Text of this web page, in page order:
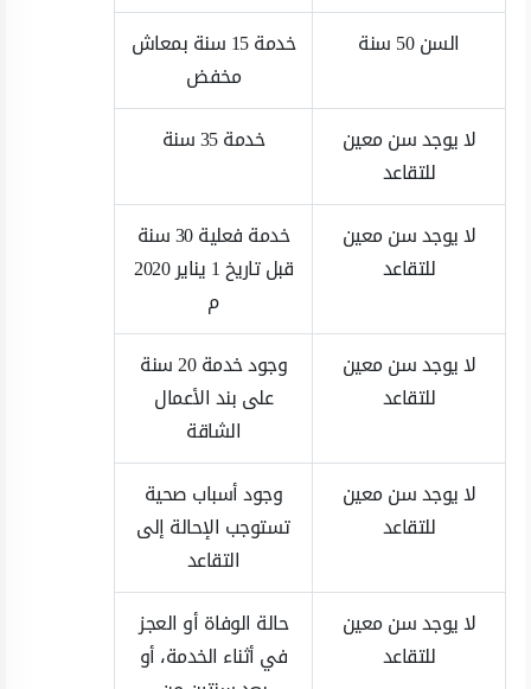
السن 50 سنة
خدمة 15 سنة بمعاش
مخفض
لا يوجد سن معين
للتقاعد
خدمة 35 سنة
لا يوجد سن معين
للتقاعد
خدمة فعلية 30 سنة
قبل تاريخ 1 يناير 2020
م
لا يوجد سن معين
للتقاعد
وجود خدمة 20 سنة
على بند الأعمال
الشاقة
لا يوجد سن معين
للتقاعد
وجود أسباب صحية
تستوجب الإحالة إلى
التقاعد
لا يوجد سن معين
للتقاعد
حالة الوفاة أو العجز
في أثناء الخدمة، أو